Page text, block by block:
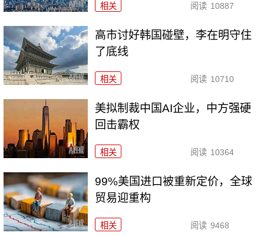
相关 阅读 10887
高市讨好韩国碰壁，李在明守住
了底线
相关 阅读 10710
美拟制裁中国AI企业，中方强硬
回击霸权
相关 阅读 10364
99%美国进口被重新定价，全球
贸易迎重构
相关 阅读 9468